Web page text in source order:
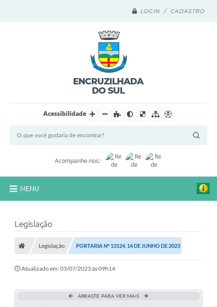
LOGIN / CADASTRO
Acessibilidade
Acompanhe-nos:
MENU
A Prefeitura
Município
Turismo
Transparência
Legislação
Legislação PORTARIA Nº 13124, 14 DE JUNHO DE 2023
Atualizado em: 03/07/2023 às 09h14
ARRASTE PARA VER MAIS